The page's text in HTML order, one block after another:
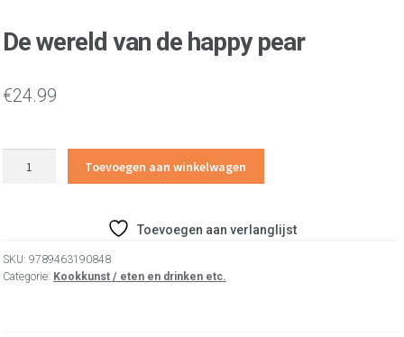
De wereld van de happy pear
€24.99
pear
aantal
Toevoegen aan winkelwagen
Toevoegen aan verlanglijst
SKU: 9789463190848
Categorie: Kookkunst / eten en drinken etc.